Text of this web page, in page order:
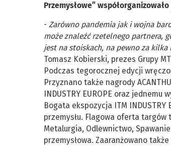
Przemysłowe”
- Zarówno pandemia jak i wojna
może znaleźć rzetelnego partnera,
jest na stoiskach, na pewno za
Tomasz Kobierski, prezes Grupy
Podczas tegorocznej edycji
Przyznano także nagrody
INDUSTRY EUROPE oraz jednemu
Bogata ekspozycja ITM
przemysłu. Flagowa oferta targów
Metalurgia, Odlewnictwo,
przemysłowa. Zaaranżowano